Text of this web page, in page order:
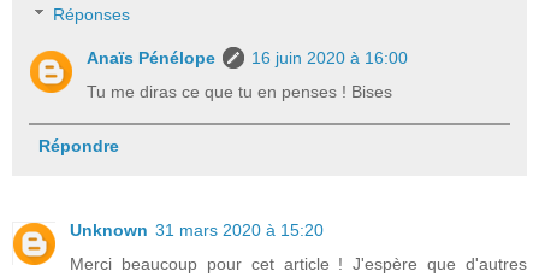
Réponses
Anaïs Pénélope
16 juin 2020 à 16:00
Tu me diras ce que tu en penses ! Bises
Répondre
Unknown 31 mars 2020 à 15:20
Merci beaucoup pour cet article ! J'espère que d'autres